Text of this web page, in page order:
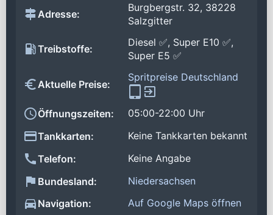
Adresse:
Burgbergstr. 32, 38228
Salzgitter
Treibstoffe:
Diesel ✅, Super E10 ✅,
Super E5 ✅
Aktuelle Preise:
Spritpreise Deutschland
Öffnungszeiten:
05:00-22:00 Uhr
Tankkarten:
Keine Tankkarten bekannt
Telefon:
Keine Angabe
Bundesland:
Niedersachsen
Navigation:
Auf Google Maps öffnen